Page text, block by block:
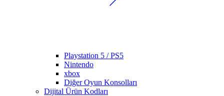
Playstation 5 / PS5
Nintendo
xbox
Diğer Oyun Konsolları
Dijital Ürün Kodları